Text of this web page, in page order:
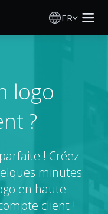
FR
logo
?
! Créez
minutes
en haute
client !